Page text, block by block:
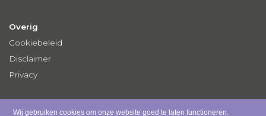
Wij gebruiken cookies om onze website goed te laten functioneren.
Overig
Cookiebeleid
Disclaimer
Privacy